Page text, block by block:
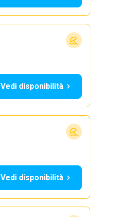
Vedi disponibilità
Vedi disponibilità